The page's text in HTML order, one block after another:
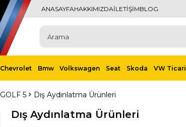
ANASAYFAHAKKIMIZDAİLETİŞİMBLOG
Chevrolet Bmw Volkswagen Seat Skoda VW Ticari
GOLF 5 Dış Aydınlatma Ürünleri
Dış Aydınlatma Ürünleri